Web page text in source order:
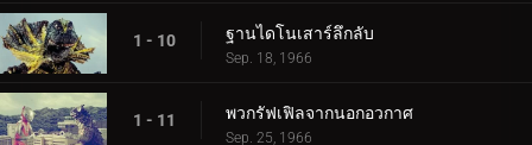
1 - 10 ฐานไดโนเสาร์ลึกลับ
Sep. 18, 1966
1 - 11 พวกรัฟเฟิลจากนอกอวกาศ
Sep. 25, 1966